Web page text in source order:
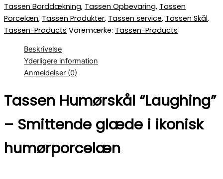
Tassen Borddækning, Tassen Opbevaring, Tassen
Porcelæn, Tassen Produkter, Tassen service, Tassen Skål,
Tassen-Products Varemærke: Tassen-Products
Beskrivelse
Yderligere information
Anmeldelser (0)
Tassen Humørskål “Laughing”
– Smittende glæde i ikonisk
humørporcelæn